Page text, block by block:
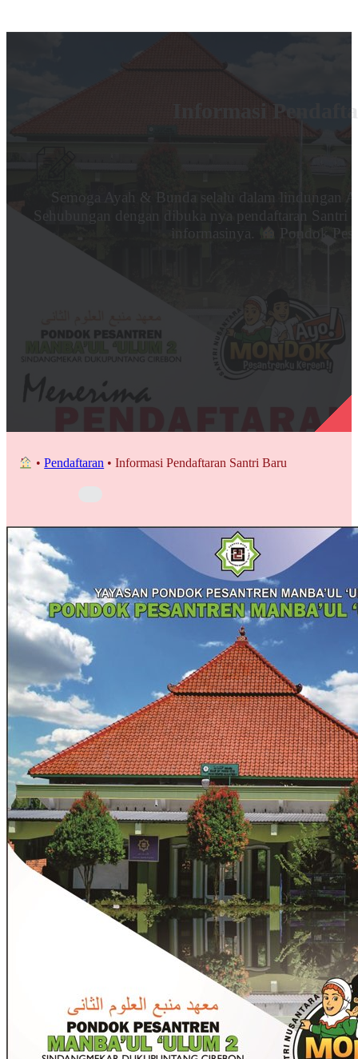
Informasi
Semoga Ayah & Bunda selalu dalam lindungan
Sehubungan dengan dibuka nya pendaftaran
informasinya.
Pondok
• Pendaftaran • Informasi Pendaftaran Santri Baru